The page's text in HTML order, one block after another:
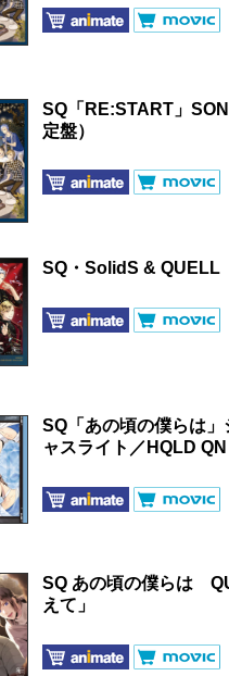
SQ「RE:START」
定盤）
SQ・SolidS & QUELL
SQ「あの頃の僕らは
ャスライト／HQLD QN
SQ あの頃の僕らは
えて」